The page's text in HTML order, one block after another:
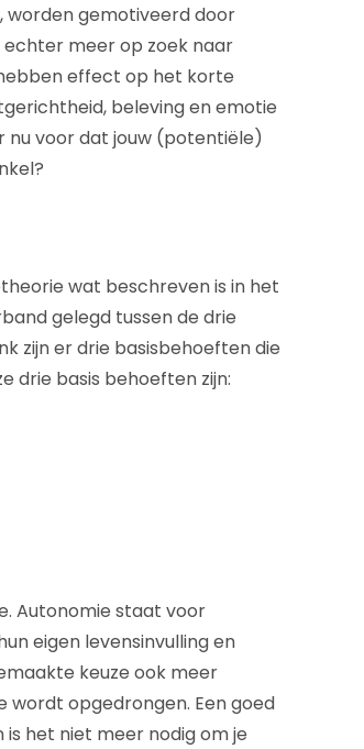
worden gemotiveerd door
meer op zoek naar
effect op het korte
beleving en emotie
nu voor dat jouw (potentiële)
wat beschreven is in het
gelegd tussen de drie
zijn er drie basisbehoeften die
drie basis behoeften zijn:
Autonomie staat voor
eigen levensinvulling en
keuze ook meer
wordt opgedrongen. Een goed
het niet meer nodig om je